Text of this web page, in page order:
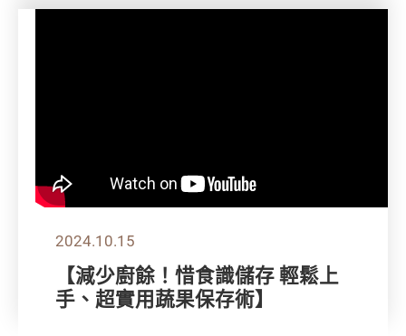
2024.10.15
【減少廚餘！惜食識儲存 輕鬆上
手、超實用蔬果保存術】